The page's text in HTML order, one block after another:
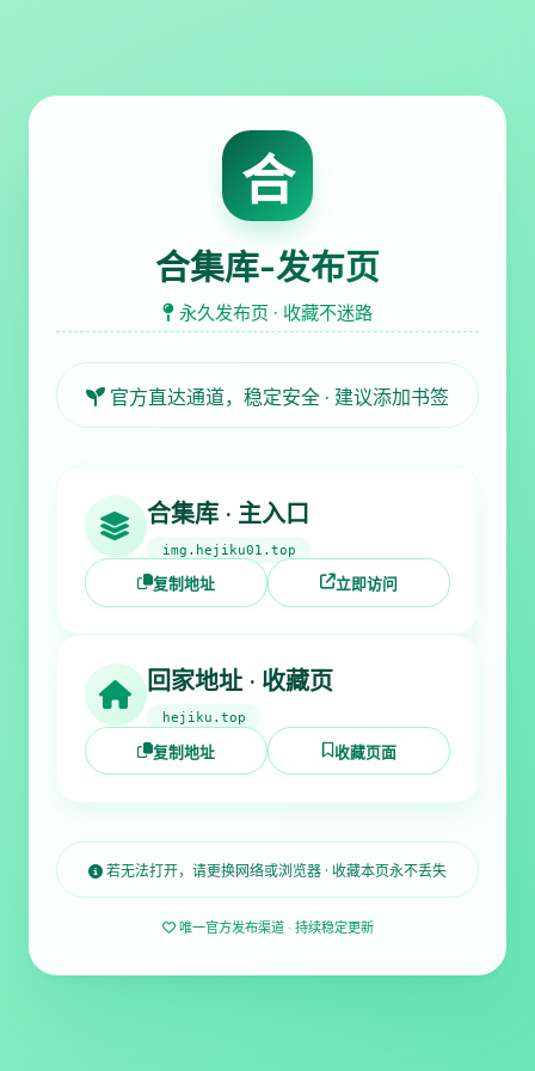
合
合集库-发布页
永久发布页 · 收藏不迷路
官方直达通道，稳定安全 · 建议添加书签
合集库 · 主入口
img.hejiku01.top
复制地址 立即访问
回家地址 · 收藏页
hejiku.top
复制地址 收藏页面
若无法打开，请更换网络或浏览器 · 收藏本页永不丢失
唯一官方发布渠道 · 持续稳定更新